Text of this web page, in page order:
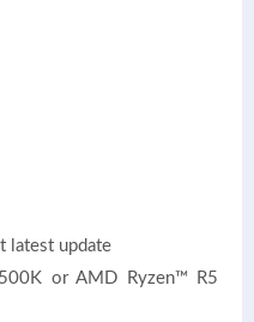
latest update
or AMD Ryzen™ R5